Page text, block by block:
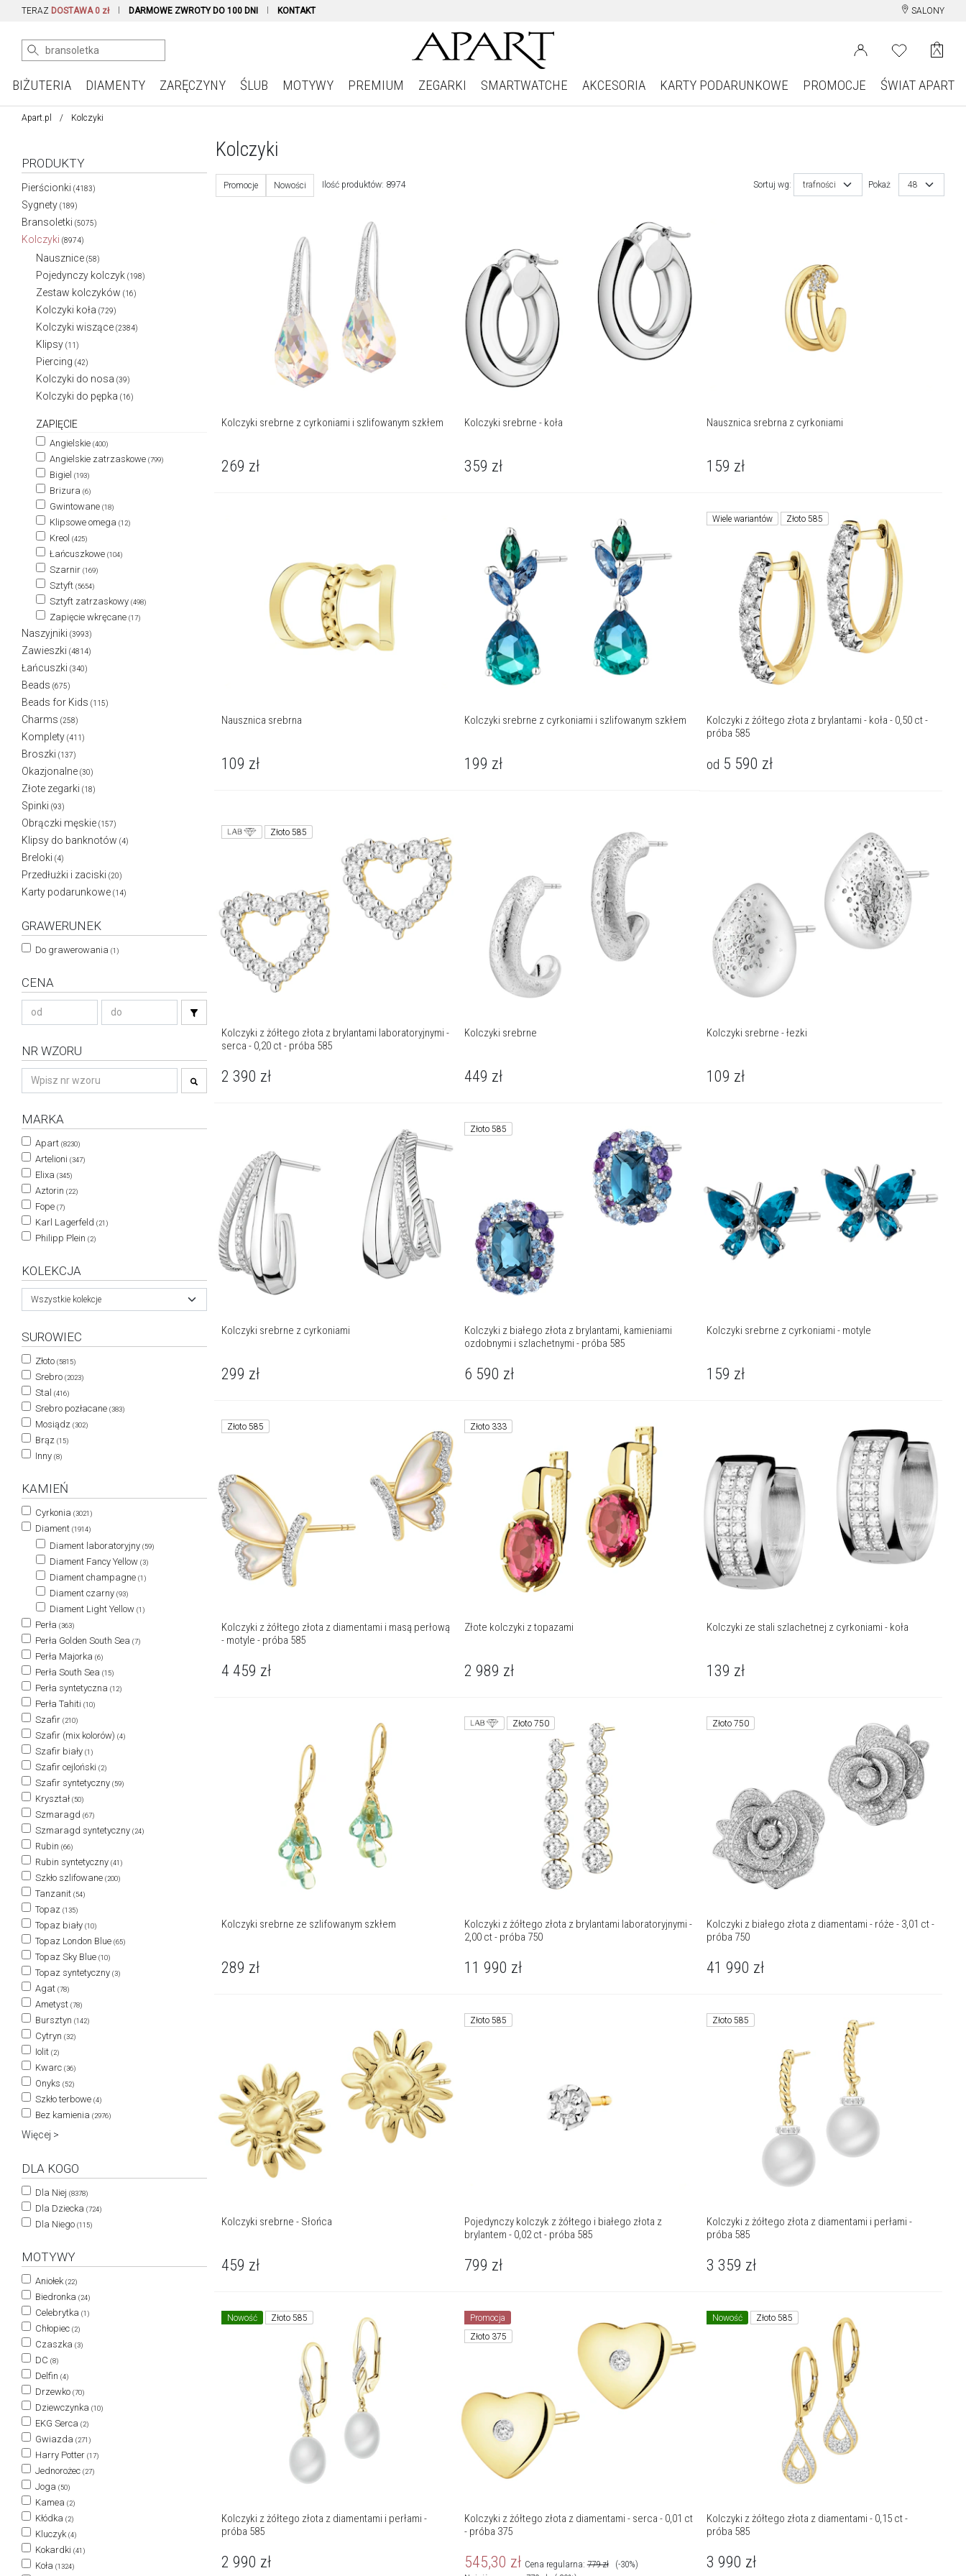
TERAZ DOSTAWA 0 zł DARMOWE ZWROTY DO 100 DNI KONTAKT SALONY
BIŻUTERIA DIAMENTY ZARĘCZYNY ŚLUB MOTYWY PREMIUM ZEGARKI SMARTWATCHE AKCESORIA KARTY PODARUNKOWE PROMOCJE ŚWIAT APART
Apart.pl Kolczyki
PRODUKTY
Pierścionki (4183)
Sygnety (189)
Bransoletki (5075)
Kolczyki (8974)
Nausznice (58)
Pojedynczy kolczyk (198)
Zestaw kolczyków (16)
Kolczyki koła (729)
Kolczyki wiszące (2384)
Klipsy (11)
Piercing (42)
Kolczyki do nosa (39)
Kolczyki do pępka (16)
ZAPIĘCIE
Angielskie (400)
Angielskie zatrzaskowe (799)
Bigiel (193)
Brizura (6)
Gwintowane (18)
Klipsowe omega (12)
Kreol (425)
Łańcuszkowe (104)
Szarnir (169)
Sztyft (5654)
Sztyft zatrzaskowy (498)
Zapięcie wkręcane (17)
Naszyjniki (3993)
Zawieszki (4814)
Łańcuszki (340)
Beads (675)
Beads for Kids (115)
Charms (258)
Komplety (411)
Broszki (137)
Okazjonalne (30)
Złote zegarki (18)
Spinki (93)
Obrączki męskie (157)
Klipsy do banknotów (4)
Breloki (4)
Przedłużki i zaciski (20)
Karty podarunkowe (14)
GRAWERUNEK
Do grawerowania (1)
CENA
NR WZORU
MARKA
Apart (8230)
Artelioni (347)
Elixa (345)
Aztorin (22)
Fope (7)
Karl Lagerfeld (21)
Philipp Plein (2)
KOLEKCJA
Wszystkie kolekcje
SUROWIEC
Złoto (5815)
Srebro (2023)
Stal (416)
Srebro pozłacane (383)
Mosiądz (302)
Brąz (15)
Inny (8)
KAMIEŃ
Cyrkonia (3021)
Diament (1914)
Diament laboratoryjny (59)
Diament Fancy Yellow (3)
Diament champagne (1)
Diament czarny (93)
Diament Light Yellow (1)
Perła (363)
Perła Golden South Sea (7)
Perła Majorka (6)
Perła South Sea (15)
Perła syntetyczna (12)
Perła Tahiti (10)
Szafir (210)
Szafir (mix kolorów) (4)
Szafir biały (1)
Szafir cejloński (2)
Szafir syntetyczny (59)
Kryształ (50)
Szmaragd (67)
Szmaragd syntetyczny (24)
Rubin (66)
Rubin syntetyczny (41)
Szkło szlifowane (200)
Tanzanit (54)
Topaz (135)
Topaz biały (10)
Topaz London Blue (65)
Topaz Sky Blue (10)
Topaz syntetyczny (3)
Agat (78)
Ametyst (78)
Bursztyn (142)
Cytryn (32)
Iolit (2)
Kwarc (36)
Onyks (52)
Szkło terbowe (4)
Bez kamienia (2976)
Więcej >
DLA KOGO
Dla Niej (8378)
Dla Dziecka (724)
Dla Niego (115)
MOTYWY
Aniołek (22)
Biedronka (24)
Celebrytka (1)
Chłopiec (2)
Czaszka (3)
DC (8)
Delfin (4)
Drzewko (70)
Dziewczynka (10)
EKG Serca (2)
Gwiazda (271)
Harry Potter (17)
Jednorożec (27)
Joga (50)
Kamea (2)
Kłódka (2)
Kluczyk (4)
Kokardki (41)
Koła (1324)
Kolczyki
Sortuj wg: trafności Pokaż 48
Promocje Nowości Ilość produktów: 8974
Kolczyki srebrne z cyrkoniami i szlifowanym szkłem
269 zł
Kolczyki srebrne - koła
359 zł
Nausznica srebrna z cyrkoniami
159 zł
Nausznica srebrna
109 zł
Kolczyki srebrne z cyrkoniami i szlifowanym szkłem
199 zł
Wiele wariantów Złoto 585
Kolczyki z żółtego złota z brylantami - koła - 0,50 ct -
próba 585
od 5 590 zł
Złoto 585
Kolczyki z żółtego złota z brylantami laboratoryjnymi -
serca - 0,20 ct - próba 585
2 390 zł
Kolczyki srebrne
449 zł
Kolczyki srebrne - łezki
109 zł
Kolczyki srebrne z cyrkoniami
299 zł
Złoto 585
Kolczyki z białego złota z brylantami, kamieniami
ozdobnymi i szlachetnymi - próba 585
6 590 zł
Kolczyki srebrne z cyrkoniami - motyle
159 zł
Złoto 585
Kolczyki z żółtego złota z diamentami i masą perłową
- motyle - próba 585
4 459 zł
Złoto 333
Złote kolczyki z topazami
2 989 zł
Kolczyki ze stali szlachetnej z cyrkoniami - koła
139 zł
Kolczyki srebrne ze szlifowanym szkłem
289 zł
Złoto 750
Kolczyki z żółtego złota z brylantami laboratoryjnymi -
2,00 ct - próba 750
11 990 zł
Złoto 750
Kolczyki z białego złota z diamentami - róże - 3,01 ct -
próba 750
41 990 zł
Kolczyki srebrne - Słońca
459 zł
Złoto 585
Pojedynczy kolczyk z żółtego i białego złota z
brylantem - 0,02 ct - próba 585
799 zł
Złoto 585
Kolczyki z żółtego złota z diamentami i perłami -
próba 585
3 359 zł
Nowość Złoto 585
Kolczyki z żółtego złota z diamentami i perłami -
próba 585
2 990 zł
Promocja
Złoto 375
Kolczyki z żółtego złota z diamentami - serca - 0,01 ct
- próba 375
545,30 zł Cena regularna:779 zł
(-30%)
Nowość Złoto 585
Kolczyki z żółtego złota z diamentami - 0,15 ct -
próba 585
3 990 zł